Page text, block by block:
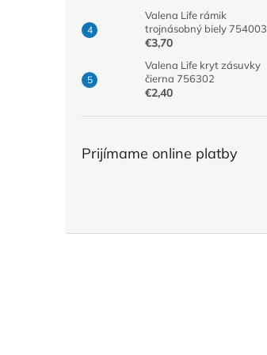
Valena Life rámik
trojnásobný biely 754003
€3,70
Valena Life kryt zásuvky
čierna 756302
€2,40
Prijímame online platby